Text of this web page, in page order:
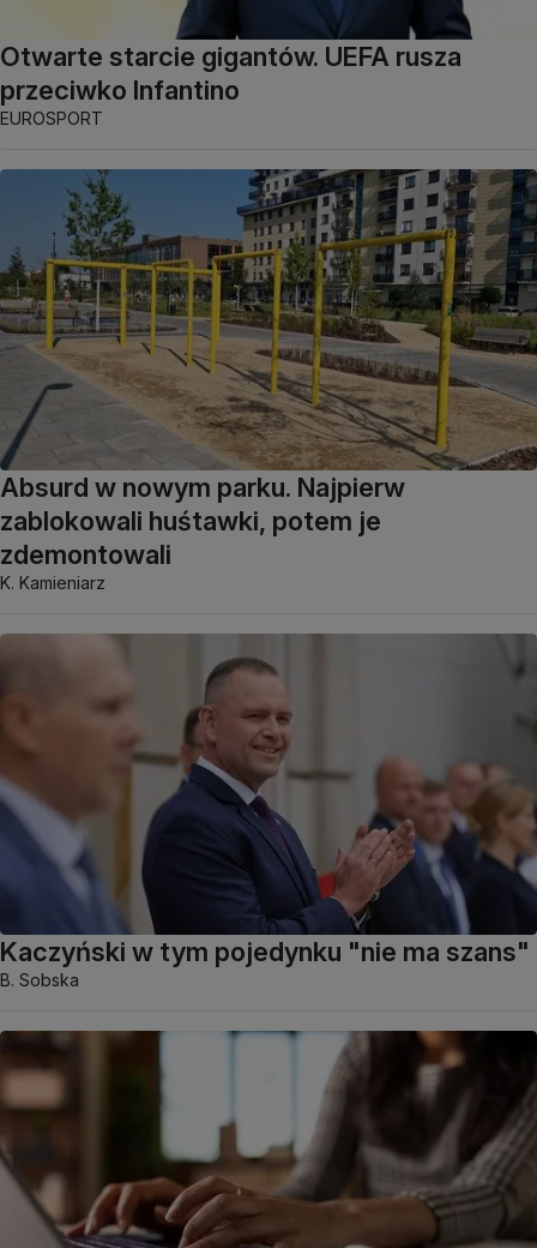
Otwarte starcie gigantów. UEFA rusza
przeciwko Infantino
EUROSPORT
Absurd w nowym parku. Najpierw
zablokowali huśtawki, potem je
zdemontowali
K. Kamieniarz
Kaczyński w tym pojedynku "nie ma szans"
B. Sobska